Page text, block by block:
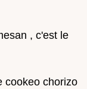
, c'est le
cookeo chorizo